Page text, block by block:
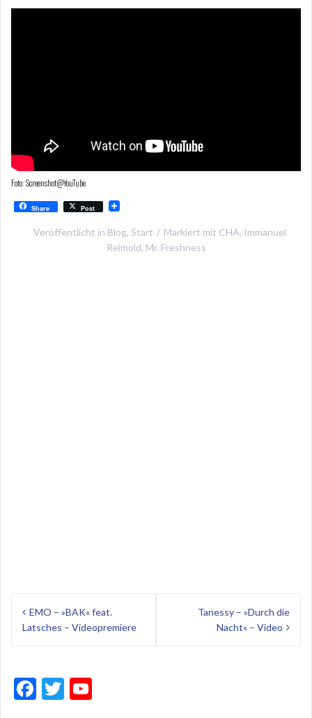
Foto: Screenshot@YouTube
Share Post
Veröffentlicht in Blog, Start Markiert mit CHA, Immanuel
Reimold, Mr. Freshness
Beitragsnavigation
EMO – »BAK« feat.
Latsches – Videopremiere
Tanessy – »Durch die
Nacht« – Video
F
T